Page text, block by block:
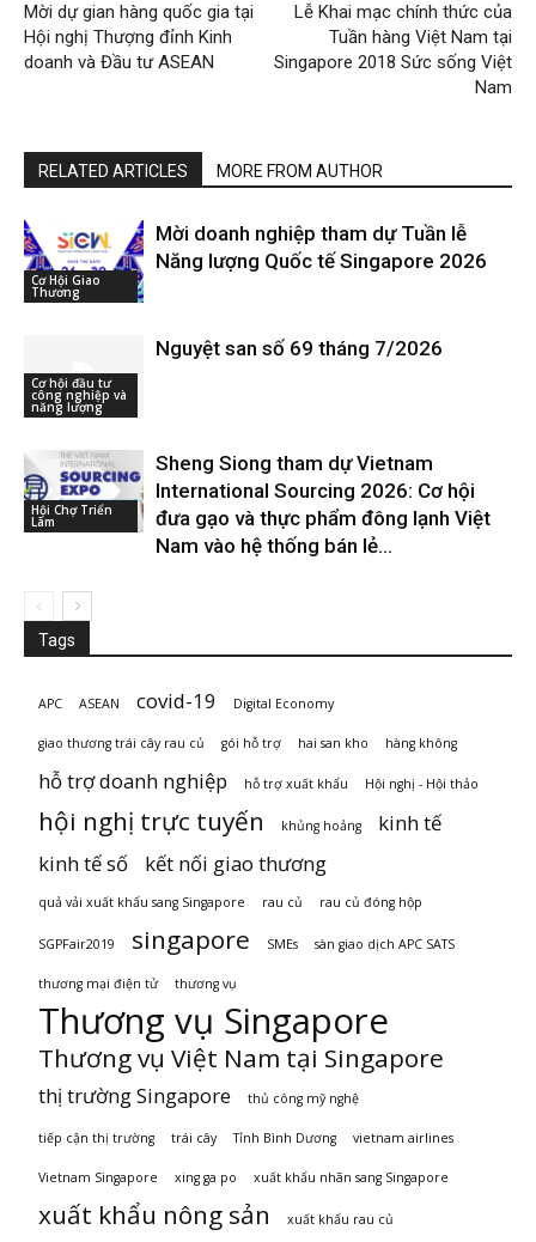
Mời dự gian hàng quốc gia tại
Hội nghị Thượng đỉnh Kinh
doanh và Đầu tư ASEAN
Lễ Khai mạc chính thức của
Tuần hàng Việt Nam tại
Singapore 2018 Sức sống Việt
Nam
RELATED ARTICLES MORE FROM AUTHOR
Cơ Hội Giao
Thương
Mời doanh nghiệp tham dự Tuần lễ
Năng lượng Quốc tế Singapore 2026
Cơ hội đầu tư
công nghiệp và
năng lượng
Nguyệt san số 69 tháng 7/2026
Hội Chợ Triển
Lãm
Sheng Siong tham dự Vietnam
International Sourcing 2026: Cơ hội
đưa gạo và thực phẩm đông lạnh Việt
Nam vào hệ thống bán lẻ...
Tags
APC ASEAN covid-19 Digital Economy
giao thương trái cây rau củ gói hỗ trợ hai san kho hàng không
hỗ trợ doanh nghiệp hỗ trợ xuất khẩu Hội nghị - Hội thảo
hội nghị trực tuyến khủng hoảng
kinh tế
kinh tế số
kết nối giao thương
quả vải xuất khẩu sang Singapore rau củ rau củ đóng hộp
SGPFair2019 singapore SMEs sàn giao dịch APC SATS
thương mại điện tử thương vụ
Thương vụ Singapore
Thương vụ Việt Nam tại Singapore
thị trường Singapore thủ công mỹ nghệ
tiếp cận thị trường trái cây Tỉnh Bình Dương vietnam airlines
Vietnam Singapore xing ga po xuất khẩu nhãn sang Singapore
xuất khẩu nông sản xuất khẩu rau củ